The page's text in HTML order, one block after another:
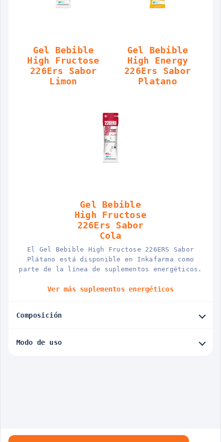
Gel Bebible
High Fructose
226Ers Sabor
Limon
Gel Bebible
High Energy
226Ers Sabor
Platano
Gel Bebible
High Fructose
226Ers Sabor
Cola
El Gel Bebible High Fructose 226ERS Sabor
Plátano está disponible en Inkafarma como
parte de la línea de suplementos energéticos.
Ver más suplementos energéticos
Composición
Modo de uso